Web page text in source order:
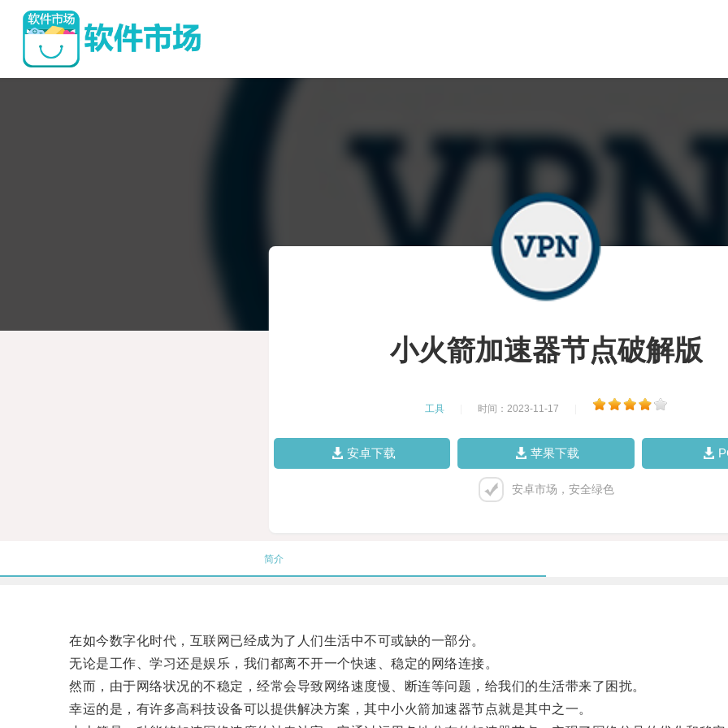
小火箭加速器节点破解版
工具 时间：2023-11-17
安卓下载 苹果下载
安卓市场，安全绿色
简介
在如今数字化时代，互联网已经成为了人们生活中不可或缺的一部分。
无论是工作、学习还是娱乐，我们都离不开一个快速、稳定的网络连接。
然而，由于网络状况的不稳定，经常会导致网络速度慢、断连等问题，给我们的生活带来了困扰。
幸运的是，有许多高科技设备可以提供解决方案，其中小火箭加速器节点就是其中之一。